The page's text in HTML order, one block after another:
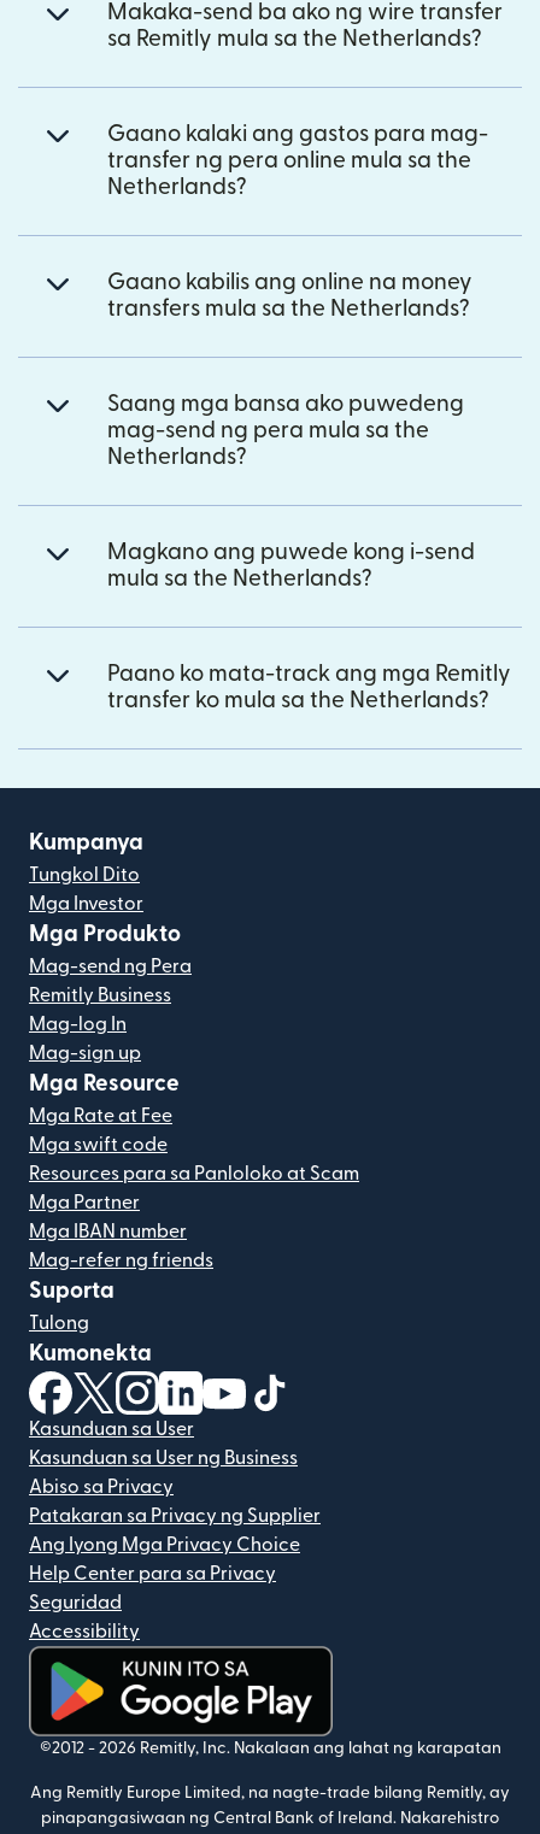
Makaka-send ba ako ng wire transfer
sa Remitly mula sa the Netherlands?
Gaano kalaki ang gastos para mag-
transfer ng pera online mula sa the
Netherlands?
Gaano kabilis ang online na money
transfers mula sa the Netherlands?
Saang mga bansa ako puwedeng
mag-send ng pera mula sa the
Netherlands?
Magkano ang puwede kong i-send
mula sa the Netherlands?
Paano ko mata-track ang mga Remitly
transfer ko mula sa the Netherlands?
Kumpanya
Tungkol Dito
Mga Investor
Mga Produkto
Mag-send ng Pera
Remitly Business
Mag-log In
Mag-sign up
Mga Resource
Mga Rate at Fee
Mga swift code
Resources para sa Panloloko at Scam
Mga Partner
Mga IBAN number
Mag-refer ng friends
Suporta
Tulong
Kumonekta
(bubukas sa bagong window)
(bubukas sa bagong window)
(bubukas sa bagong window)
(bubukas sa bagong window)
(bubukas sa bagong window)
Kasunduan sa User
Kasunduan sa User ng Business
Abiso sa Privacy
Patakaran sa Privacy ng Supplier
Ang Iyong Mga Privacy Choice
Help Center para sa Privacy
Seguridad
Accessibility
(bubukas sa bagong window)
©2012 - 2026 Remitly, Inc. Nakalaan ang lahat ng karapatan
Ang Remitly Europe Limited, na nagte-trade bilang Remitly, ay
pinapangasiwaan ng Central Bank of Ireland. Nakarehistro